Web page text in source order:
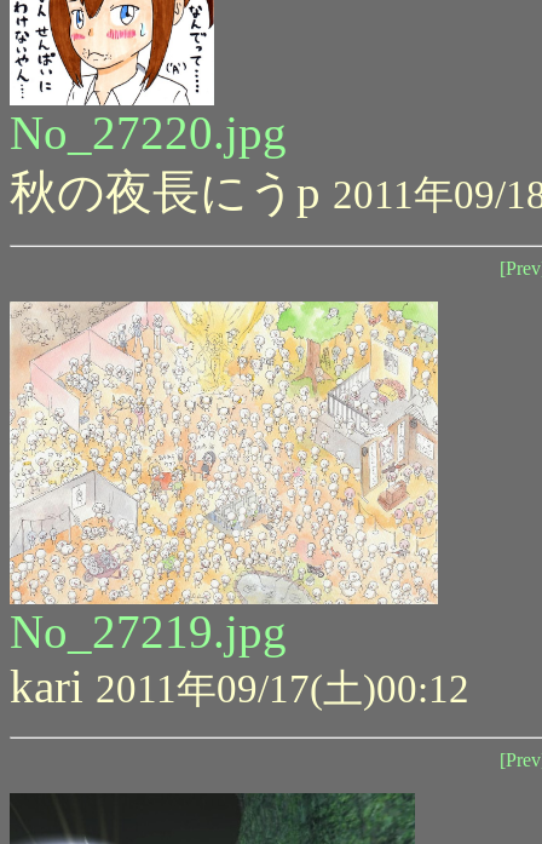
No_27220.jpg
秋の夜長にうp 2011年09/
No_27219.jpg
kari 2011年09/17(土)00:12